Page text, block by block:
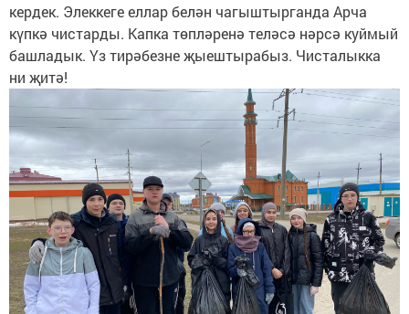
кердек. Элеккеге еллар белән чагыштырганда Арча
күпкә чистарды. Капка төпләренә теләсә нәрсә куймый
башладык. Үз тирәбезне җыештырабыз. Чисталыкка
ни җитә!